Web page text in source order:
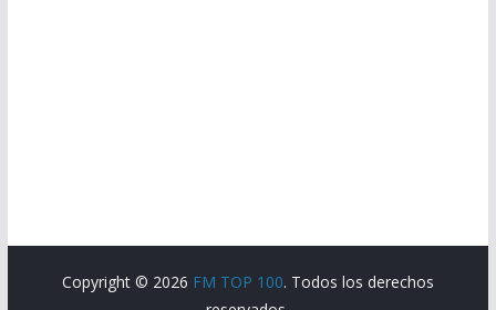
Copyright © 2026 FM TOP 100. Todos los derechos